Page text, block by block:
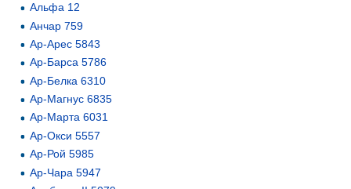
Альфа 12
Анчар 759
Ар-Арес 5843
Ар-Барса 5786
Ар-Белка 6310
Ар-Магнус 6835
Ар-Марта 6031
Ар-Окси 5557
Ар-Рой 5985
Ар-Чара 5947